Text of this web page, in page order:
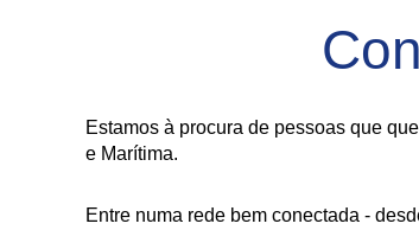
Estamos à procura de pessoas que
e Marítima.
Entre numa rede bem conectada -